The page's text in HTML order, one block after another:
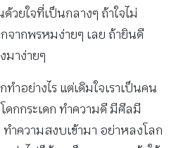
วยใจที่เป็นกลางๆ ถ้าใจไม่
จากพรหมง่ายๆ เลย ถ้ายินดี
มาง่ายๆ
ำอย่างไร แต่เดิมใจเราเป็นคน
โดกกระเดก ทำความดี มีศีลมี
ำความสงบเข้ามา อย่าหลงโลก